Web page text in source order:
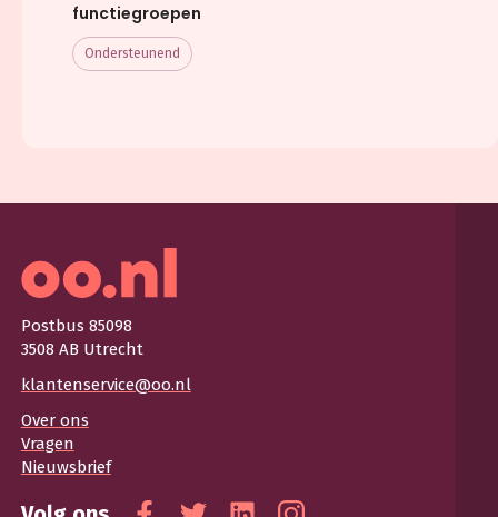
functiegroepen
Ondersteunend
Postbus 85098
3508 AB Utrecht
klantenservice@oo.nl
Over ons
Vragen
Nieuwsbrief